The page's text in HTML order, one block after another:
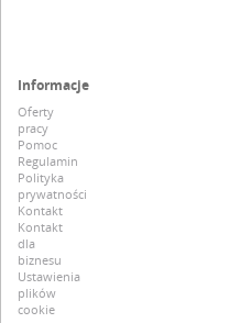
Informacje
Oferty
pracy
Pomoc
Regulamin
Polityka
prywatności
Kontakt
Kontakt
dla
biznesu
Ustawienia
plików
cookie